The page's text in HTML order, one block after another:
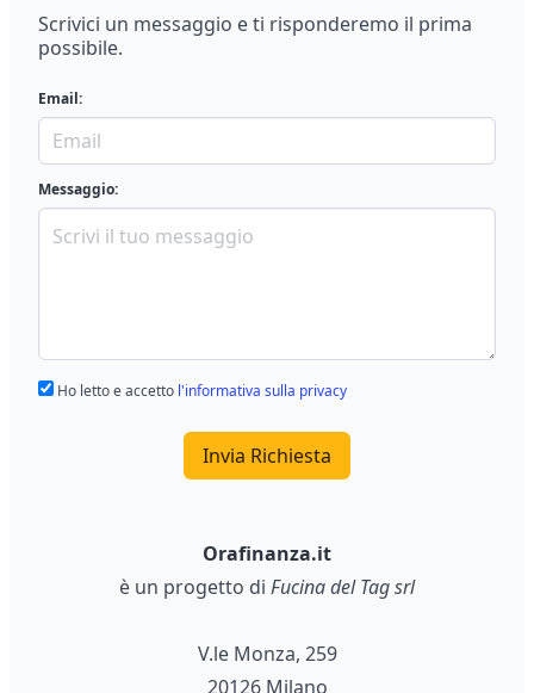
Scrivici un messaggio e ti risponderemo il prima
possibile.
Email:
Messaggio:
Ho letto e accetto l'informativa sulla privacy
Invia Richiesta
Orafinanza.it
è un progetto di Fucina del Tag srl
V.le Monza, 259
20126 Milano